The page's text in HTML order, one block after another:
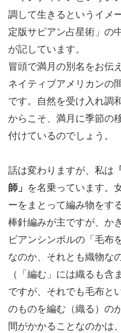
調して生きるというイメ
定版サビアン占星術」の
が記しています。
冒頭で満月の別名をお伝
ネイティブアメリカンの
です。自然を受け入れ調
からこそ、満月に季節の
付けているのでしょう。
話は変わりますが、私は
師」 を名乗っています。
ーをまとって編み物をす
棒針編みが主ですが、か
ビアンシンボルの「毛布
なのか、それとも織物な
（「編む」には織るも含
ですが、それでも毛布と
のものを編む（織る）の
間がかかることなのかは